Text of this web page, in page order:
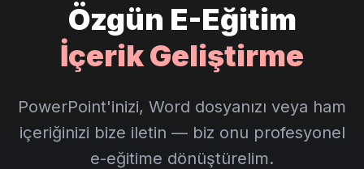
Özgün E-Eğitim
İçerik Geliştirme
PowerPoint'inizi, Word dosyanızı veya ham
içeriğinizi bize iletin — biz onu profesyonel
e-eğitime dönüştürelim.